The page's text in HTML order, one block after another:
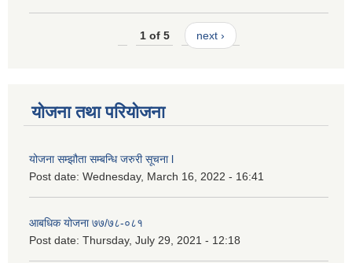
1 of 5 next ›
योजना तथा परियोजना
योजना सम्झौता सम्बन्धि जरुरी सूचना l
Post date: Wednesday, March 16, 2022 - 16:41
आबधिक योजना ७७/७८-०८१
Post date: Thursday, July 29, 2021 - 12:18